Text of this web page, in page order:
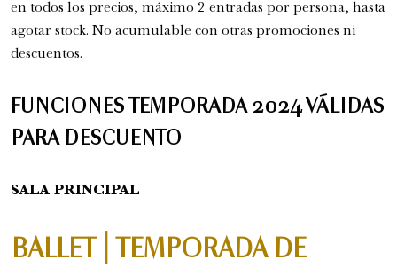
Romeo y Julieta | 2026
Ópera
en todos los precios, máximo 2 entradas por persona, hasta
agotar stock. No acumulable con otras promociones ni
descuentos.
FUNCIONES TEMPORADA 2024 VÁLIDAS
PARA DESCUENTO
SALA PRINCIPAL
BALLET | TEMPORADA DE